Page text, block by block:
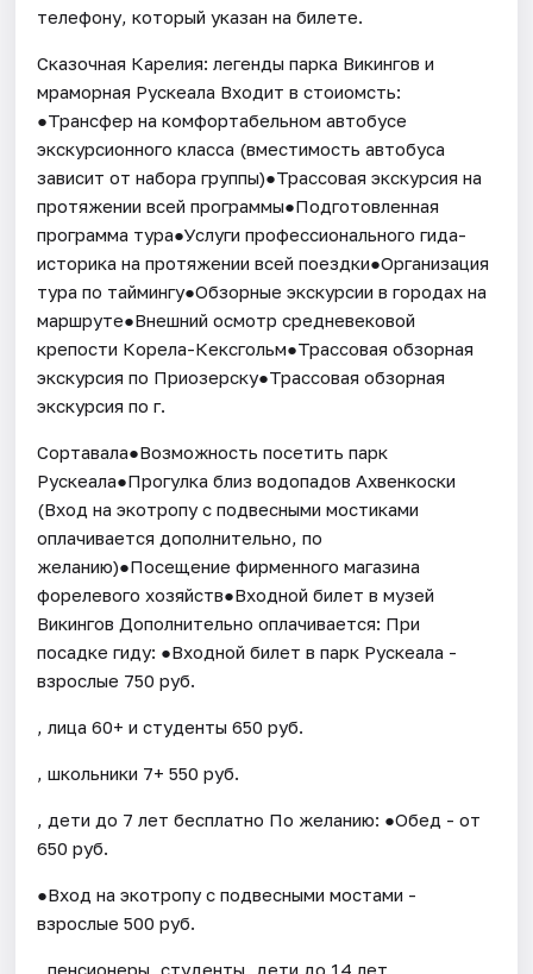
телефону, который указан на билете.
Сказочная Карелия: легенды парка Викингов и
мраморная Рускеала Входит в стоиомсть:
●Трансфер на комфортабельном автобусе
экскурсионного класса (вместимость автобуса
зависит от набора группы)●Трассовая экскурсия на
протяжении всей программы●Подготовленная
программа тура●Услуги профессионального гида-
историка на протяжении всей поездки●Организация
тура по таймингу●Обзорные экскурсии в городах на
маршруте●Внешний осмотр средневековой
крепости Корела-Кексгольм●Трассовая обзорная
экскурсия по Приозерску●Трассовая обзорная
экскурсия по г.
Сортавала●Возможность посетить парк
Рускеала●Прогулка близ водопадов Ахвенкоски
(Вход на экотропу с подвесными мостиками
оплачивается дополнительно, по
желанию)●Посещение фирменного магазина
форелевого хозяйств●Входной билет в музей
Викингов Дополнительно оплачивается: При
посадке гиду: ●Входной билет в парк Рускеала -
взрослые 750 руб.
, лица 60+ и студенты 650 руб.
, школьники 7+ 550 руб.
, дети до 7 лет бесплатно По желанию: ●Обед - от
650 руб.
●Вход на экотропу с подвесными мостами -
взрослые 500 руб.
, пенсионеры, студенты, дети до 14 лет